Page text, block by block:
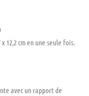
x 12,2 cm en une seule fois.
avec un rapport de